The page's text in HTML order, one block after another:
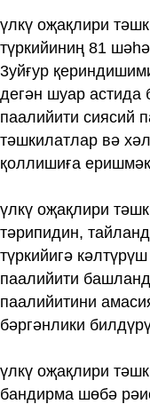
үлкү оҗақлири
түркийиниң 81
3уйғур
дегән шуар астида
паалийити сиясий
тәшкилатлар вә
қоллишиға
үлкү оҗақлири
тәрипидин,
түркийигә
паалийити
паалийитини
бәргәнлики
үлкү оҗақлири
бандирма шөбә